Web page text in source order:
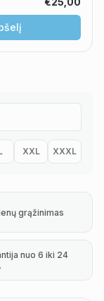
XXL XXXL
grąžinimas
nuo 6 iki 24